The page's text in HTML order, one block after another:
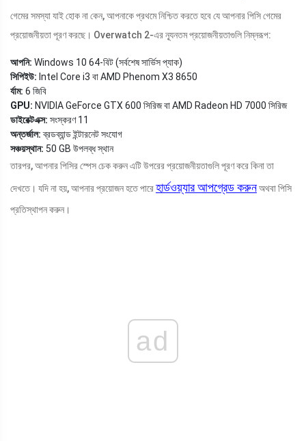
গেমের সমস্যা যাই হোক না কেন, আপনাকে প্রথমে নিশ্চিত করতে হবে যে আপনার পিসি গেমের
প্রয়োজনীয়তা পূরণ করছে। Overwatch 2-এর ন্যূনতম প্রয়োজনীয়তাগুলি নিম্নরূপ:
আপনি: Windows 10 64-বিট (সর্বশেষ সার্ভিস প্যাক)
সিপিইউ: Intel Core i3 বা AMD Phenom X3 8650
র্যাম: 6 জিবি
GPU: NVIDIA GeForce GTX 600 সিরিজ বা AMD Radeon HD 7000 সিরিজ
ডাইরেক্টএক্স: সংস্করণ 11
অন্তর্জাল:ব্রডব্যান্ড ইন্টারনেট সংযোগ
সঞ্চয়স্থান: 50 GB উপলব্ধ স্থান
তারপর, আপনার পিসির স্পেস চেক করুন এটি উপরের প্রয়োজনীয়তাগুলি পূরণ করে কিনা তা
দেখতে। যদি না হয়, আপনার প্রয়োজন হতে পারেহার্ডওয়্যার আপগ্রেড করুনঅথবা পিসি
প্রতিস্থাপন করুন।
ad